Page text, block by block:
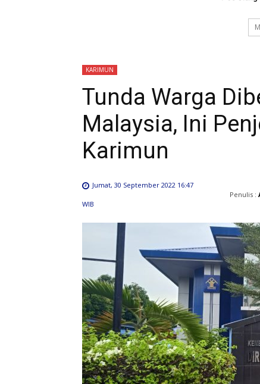
KARIMUN
Tunda Warga
Malaysia, Ini
Karimun
Jumat, 30 September 2022 16:47
WIB
Penulis :